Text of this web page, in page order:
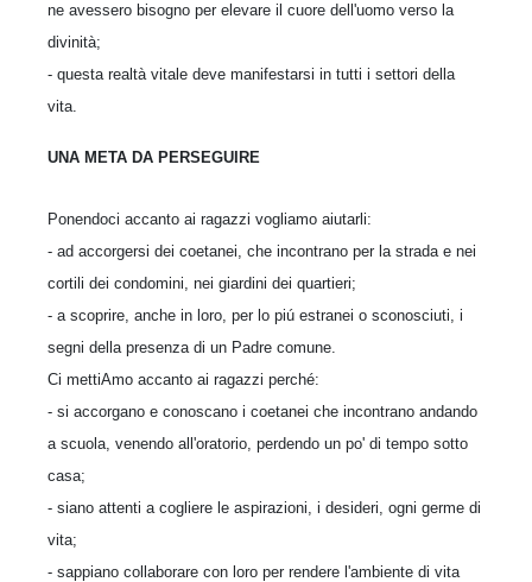
ne avessero bisogno per elevare il cuore dell'uomo verso la
divinità;
- questa realtà vitale deve manifestarsi in tutti i settori della
vita.
UNA META DA PERSEGUIRE
Ponendoci accanto ai ragazzi vogliamo aiutarli:
- ad accorgersi dei coetanei, che incontrano per la strada e nei
cortili dei condomini, nei giardini dei quartieri;
- a scoprire, anche in loro, per lo piú estranei o sconosciuti, i
segni della presenza di un Padre comune.
Ci mettiAmo accanto ai ragazzi perché:
- si accorgano e conoscano i coetanei che incontrano andando
a scuola, venendo all'oratorio, perdendo un po' di tempo sotto
casa;
- siano attenti a cogliere le aspirazioni, i desideri, ogni germe di
vita;
- sappiano collaborare con loro per rendere l'ambiente di vita